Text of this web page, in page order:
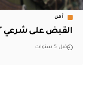
أمن
القبض على شرعي
قبل 5 سنوات